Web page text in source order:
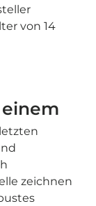
von 14
zeichnen